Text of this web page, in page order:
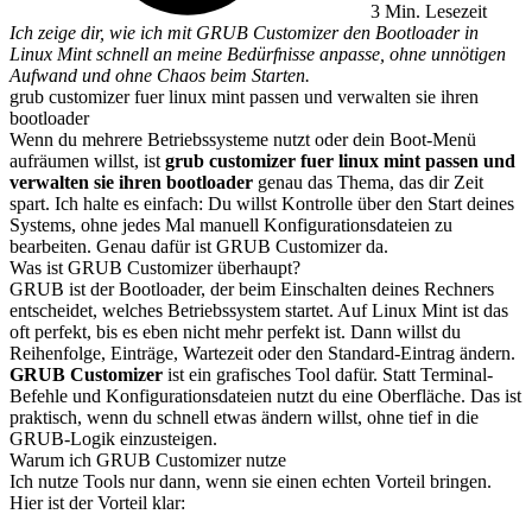
3 Min. Lesezeit
Ich zeige dir, wie ich mit GRUB Customizer den Bootloader in
Linux Mint schnell an meine Bedürfnisse anpasse, ohne unnötigen
Aufwand und ohne Chaos beim Starten.
grub customizer fuer linux mint passen und verwalten sie ihren
bootloader
Wenn du mehrere Betriebssysteme nutzt oder dein Boot-Menü
aufräumen willst, ist grub customizer fuer linux mint passen und
verwalten sie ihren bootloader genau das Thema, das dir Zeit
spart. Ich halte es einfach: Du willst Kontrolle über den Start deines
Systems, ohne jedes Mal manuell Konfigurationsdateien zu
bearbeiten. Genau dafür ist GRUB Customizer da.
Was ist GRUB Customizer überhaupt?
GRUB ist der Bootloader, der beim Einschalten deines Rechners
entscheidet, welches Betriebssystem startet. Auf Linux Mint ist das
oft perfekt, bis es eben nicht mehr perfekt ist. Dann willst du
Reihenfolge, Einträge, Wartezeit oder den Standard-Eintrag ändern.
GRUB Customizer ist ein grafisches Tool dafür. Statt Terminal-
Befehle und Konfigurationsdateien nutzt du eine Oberfläche. Das ist
praktisch, wenn du schnell etwas ändern willst, ohne tief in die
GRUB-Logik einzusteigen.
Warum ich GRUB Customizer nutze
Ich nutze Tools nur dann, wenn sie einen echten Vorteil bringen.
Hier ist der Vorteil klar: